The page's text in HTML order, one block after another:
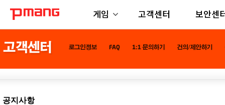
게임 고객센터 보안센
공지사항